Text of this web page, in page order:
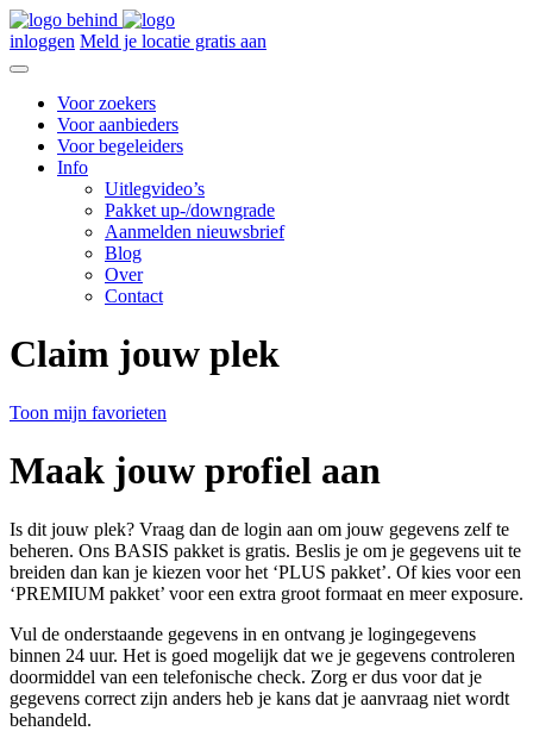
inloggen Meld je locatie gratis aan
Voor zoekers
Voor aanbieders
Voor begeleiders
Info
Uitlegvideo’s
Pakket up-/downgrade
Aanmelden nieuwsbrief
Blog
Over
Contact
Claim jouw plek
Toon mijn favorieten
Maak jouw profiel aan
Is dit jouw plek? Vraag dan de login aan om jouw gegevens zelf te
beheren. Ons BASIS pakket is gratis. Beslis je om je gegevens uit te
breiden dan kan je kiezen voor het ‘PLUS pakket’. Of kies voor een
‘PREMIUM pakket’ voor een extra groot formaat en meer exposure.
Vul de onderstaande gegevens in en ontvang je logingegevens
binnen 24 uur. Het is goed mogelijk dat we je gegevens controleren
doormiddel van een telefonische check. Zorg er dus voor dat je
gegevens correct zijn anders heb je kans dat je aanvraag niet wordt
behandeld.